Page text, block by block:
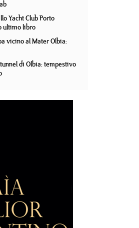
Yacht Club Porto
ultimo libro
vicino al Mater Olbia:
di Olbia: tempestivo